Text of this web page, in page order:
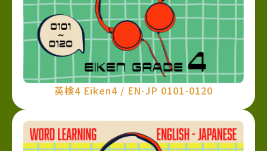
英検4 Eiken4 / EN-JP 0101-0120